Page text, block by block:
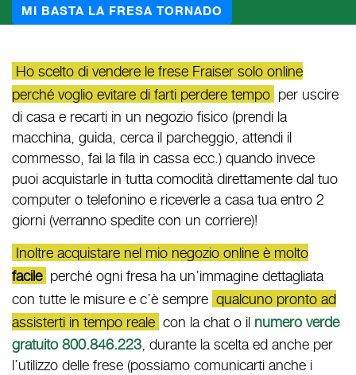
MI BASTA LA FRESA TORNADO
Ho scelto di vendere le frese Fraiser solo online
perché voglio evitare di farti perdere tempo per uscire
di casa e recarti in un negozio fisico (prendi la
macchina, guida, cerca il parcheggio, attendi il
commesso, fai la fila in cassa ecc.) quando invece
puoi acquistarle in tutta comodità direttamente dal tuo
computer o telefonino e riceverle a casa tua entro 2
giorni (verranno spedite con un corriere)!
Inoltre acquistare nel mio negozio online è molto
facile perché ogni fresa ha un’immagine dettagliata
con tutte le misure e c’è sempre qualcuno pronto ad
assisterti in tempo reale con la chat o il numero verde
gratuito 800.846.223, durante la scelta ed anche per
l’utilizzo delle frese (possiamo comunicarti anche i